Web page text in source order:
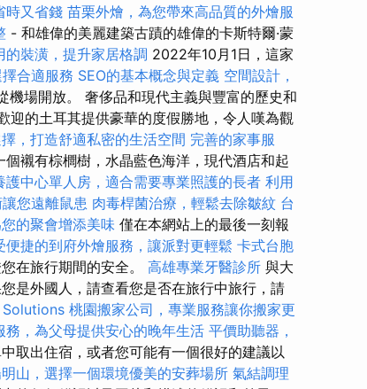
時又省錢 苗栗外燴，為您帶來高品質的外燴服
- 和雄偉的美麗建築古蹟的雄偉的卡斯特爾·蒙
的裝潢，提升家居格調 2022年10月1日，這家
合適服務 SEO的基本概念與定義 空間設計，
機場開放。 奢侈品和現代主義與豐富的歷史和
迎的土耳其提供豪華的度假勝地，令人嘆為觀
，打造舒適私密的生活空間 完善的家事服
襯有棕櫚樹，水晶藍色海洋，現代酒店和起
護中心單人房，適合需要專業照護的長者 利用
您遠離鼠患 肉毒桿菌治療，輕鬆去除皺紋 台
的聚會增添美味 僅在本網站上的最後一刻報
便捷的到府外燴服務，讓派對更輕鬆 卡式台胞
在旅行期間的安全。 高雄專業牙醫診所 與大
是外國人，請查看您是否在旅行中旅行，請
桃園搬家公司，專業服務讓你搬家更
務，為父母提供安心的晚年生活 平價助聽器，
取出住宿，或者您可能有一個很好的建議以
山，選擇一個環境優美的安葬場所 氣結調理